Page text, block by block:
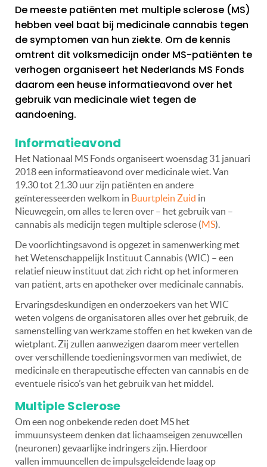
De meeste patiënten met multiple sclerose (MS)
hebben veel baat bij medicinale cannabis tegen
de symptomen van hun ziekte. Om de kennis
omtrent dit volksmedicijn onder MS-patiënten te
verhogen organiseert het Nederlands MS Fonds
daarom een heuse informatieavond over het
gebruik van medicinale wiet tegen de
aandoening.
Informatieavond
Het Nationaal MS Fonds organiseert woensdag 31 januari
2018 een informatieavond over medicinale wiet. Van
19.30 tot 21.30 uur zijn patiënten en andere
geïnteresseerden welkom in Buurtplein Zuid in
Nieuwegein, om alles te leren over – het gebruik van –
cannabis als medicijn tegen multiple sclerose (MS).
De voorlichtingsavond is opgezet in samenwerking met
het Wetenschappelijk Instituut Cannabis (WIC) – een
relatief nieuw instituut dat zich richt op het informeren
van patiënt, arts en apotheker over medicinale cannabis.
Ervaringsdeskundigen en onderzoekers van het WIC
weten volgens de organisatoren alles over het gebruik, de
samenstelling van werkzame stoffen en het kweken van de
wietplant. Zij zullen aanwezigen daarom meer vertellen
over verschillende toedieningsvormen van mediwiet, de
medicinale en therapeutische effecten van cannabis en de
eventuele risico’s van het gebruik van het middel.
Multiple Sclerose
Om een nog onbekende reden doet MS het
immuunsysteem denken dat lichaamseigen zenuwcellen
(neuronen) gevaarlijke indringers zijn. Hierdoor
vallen immuuncellen de impulsgeleidende laag op